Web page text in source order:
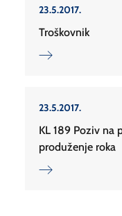
23.5.2017.
Troškovnik
23.5.2017.
KL 189 Poziv na
produženje roka